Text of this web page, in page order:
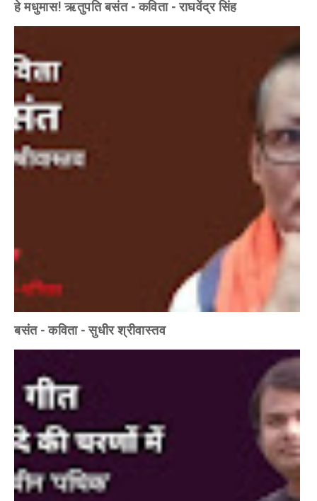
हे मधुमास! ऋतुपति बसंत - कविता - राघवेंद्र सिंह
बसंत - कविता - सुधीर श्रीवास्तव